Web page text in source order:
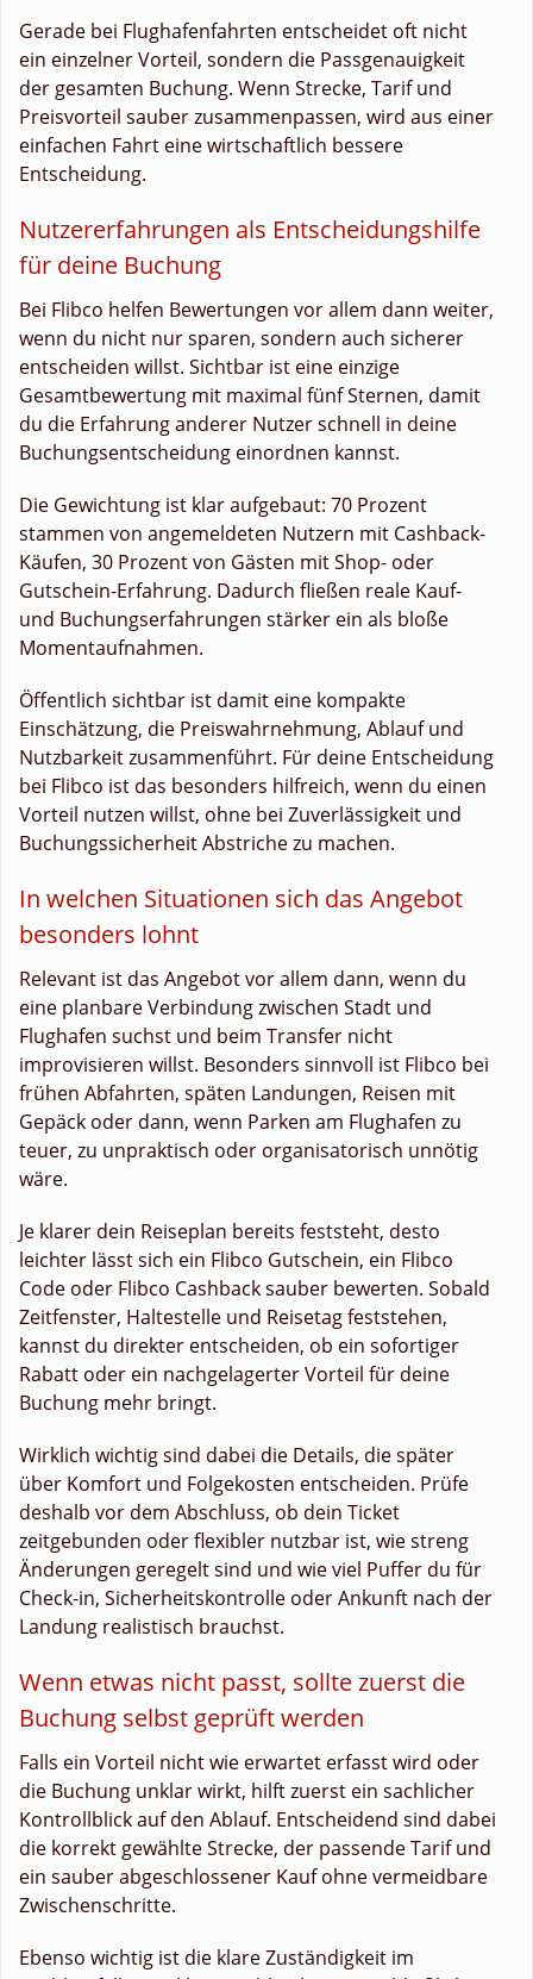
Gerade bei Flughafenfahrten entscheidet oft nicht
ein einzelner Vorteil, sondern die Passgenauigkeit
der gesamten Buchung. Wenn Strecke, Tarif und
Preisvorteil sauber zusammenpassen, wird aus einer
einfachen Fahrt eine wirtschaftlich bessere
Entscheidung.
Nutzererfahrungen als Entscheidungshilfe
für deine Buchung
Bei Flibco helfen Bewertungen vor allem dann weiter,
wenn du nicht nur sparen, sondern auch sicherer
entscheiden willst. Sichtbar ist eine einzige
Gesamtbewertung mit maximal fünf Sternen, damit
du die Erfahrung anderer Nutzer schnell in deine
Buchungsentscheidung einordnen kannst.
Die Gewichtung ist klar aufgebaut: 70 Prozent
stammen von angemeldeten Nutzern mit Cashback-
Käufen, 30 Prozent von Gästen mit Shop- oder
Gutschein-Erfahrung. Dadurch fließen reale Kauf-
und Buchungserfahrungen stärker ein als bloße
Momentaufnahmen.
Öffentlich sichtbar ist damit eine kompakte
Einschätzung, die Preiswahrnehmung, Ablauf und
Nutzbarkeit zusammenführt. Für deine Entscheidung
bei Flibco ist das besonders hilfreich, wenn du einen
Vorteil nutzen willst, ohne bei Zuverlässigkeit und
Buchungssicherheit Abstriche zu machen.
In welchen Situationen sich das Angebot
besonders lohnt
Relevant ist das Angebot vor allem dann, wenn du
eine planbare Verbindung zwischen Stadt und
Flughafen suchst und beim Transfer nicht
improvisieren willst. Besonders sinnvoll ist Flibco bei
frühen Abfahrten, späten Landungen, Reisen mit
Gepäck oder dann, wenn Parken am Flughafen zu
teuer, zu unpraktisch oder organisatorisch unnötig
wäre.
Je klarer dein Reiseplan bereits feststeht, desto
leichter lässt sich ein Flibco Gutschein, ein Flibco
Code oder Flibco Cashback sauber bewerten. Sobald
Zeitfenster, Haltestelle und Reisetag feststehen,
kannst du direkter entscheiden, ob ein sofortiger
Rabatt oder ein nachgelagerter Vorteil für deine
Buchung mehr bringt.
Wirklich wichtig sind dabei die Details, die später
über Komfort und Folgekosten entscheiden. Prüfe
deshalb vor dem Abschluss, ob dein Ticket
zeitgebunden oder flexibler nutzbar ist, wie streng
Änderungen geregelt sind und wie viel Puffer du für
Check-in, Sicherheitskontrolle oder Ankunft nach der
Landung realistisch brauchst.
Wenn etwas nicht passt, sollte zuerst die
Buchung selbst geprüft werden
Falls ein Vorteil nicht wie erwartet erfasst wird oder
die Buchung unklar wirkt, hilft zuerst ein sachlicher
Kontrollblick auf den Ablauf. Entscheidend sind dabei
die korrekt gewählte Strecke, der passende Tarif und
ein sauber abgeschlossener Kauf ohne vermeidbare
Zwischenschritte.
Ebenso wichtig ist die klare Zuständigkeit im